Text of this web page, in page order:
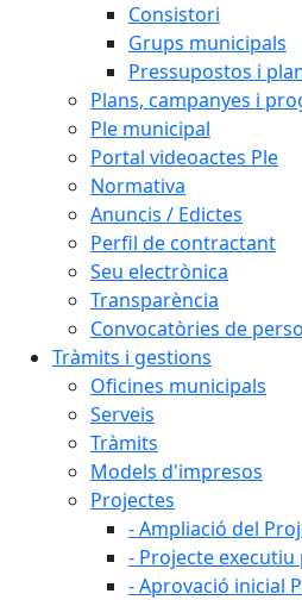
Consistori
Grups municipals
Pressupostos i
Plans, campanyes i
Ple municipal
Portal videoactes Ple
Normativa
Anuncis / Edictes
Perfil de contractant
Seu electrònica
Transparència
Convocatòries de
Tràmits i gestions
Oficines municipals
Serveis
Tràmits
Models d'impresos
Projectes
- Ampliació del
- Projecte
- Aprovació inicial